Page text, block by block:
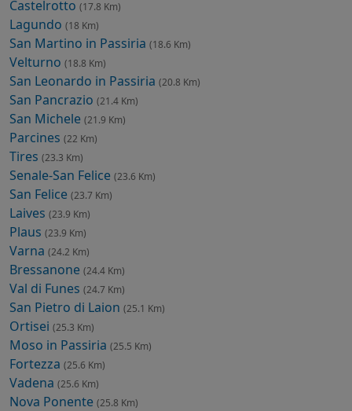
Castelrotto (17.8 Km)
Lagundo (18 Km)
San Martino in Passiria (18.6 Km)
Velturno (18.8 Km)
San Leonardo in Passiria (20.8 Km)
San Pancrazio (21.4 Km)
San Michele (21.9 Km)
Parcines (22 Km)
Tires (23.3 Km)
Senale-San Felice (23.6 Km)
San Felice (23.7 Km)
Laives (23.9 Km)
Plaus (23.9 Km)
Varna (24.2 Km)
Bressanone (24.4 Km)
Val di Funes (24.7 Km)
San Pietro di Laion (25.1 Km)
Ortisei (25.3 Km)
Moso in Passiria (25.5 Km)
Fortezza (25.6 Km)
Vadena (25.6 Km)
Nova Ponente (25.8 Km)